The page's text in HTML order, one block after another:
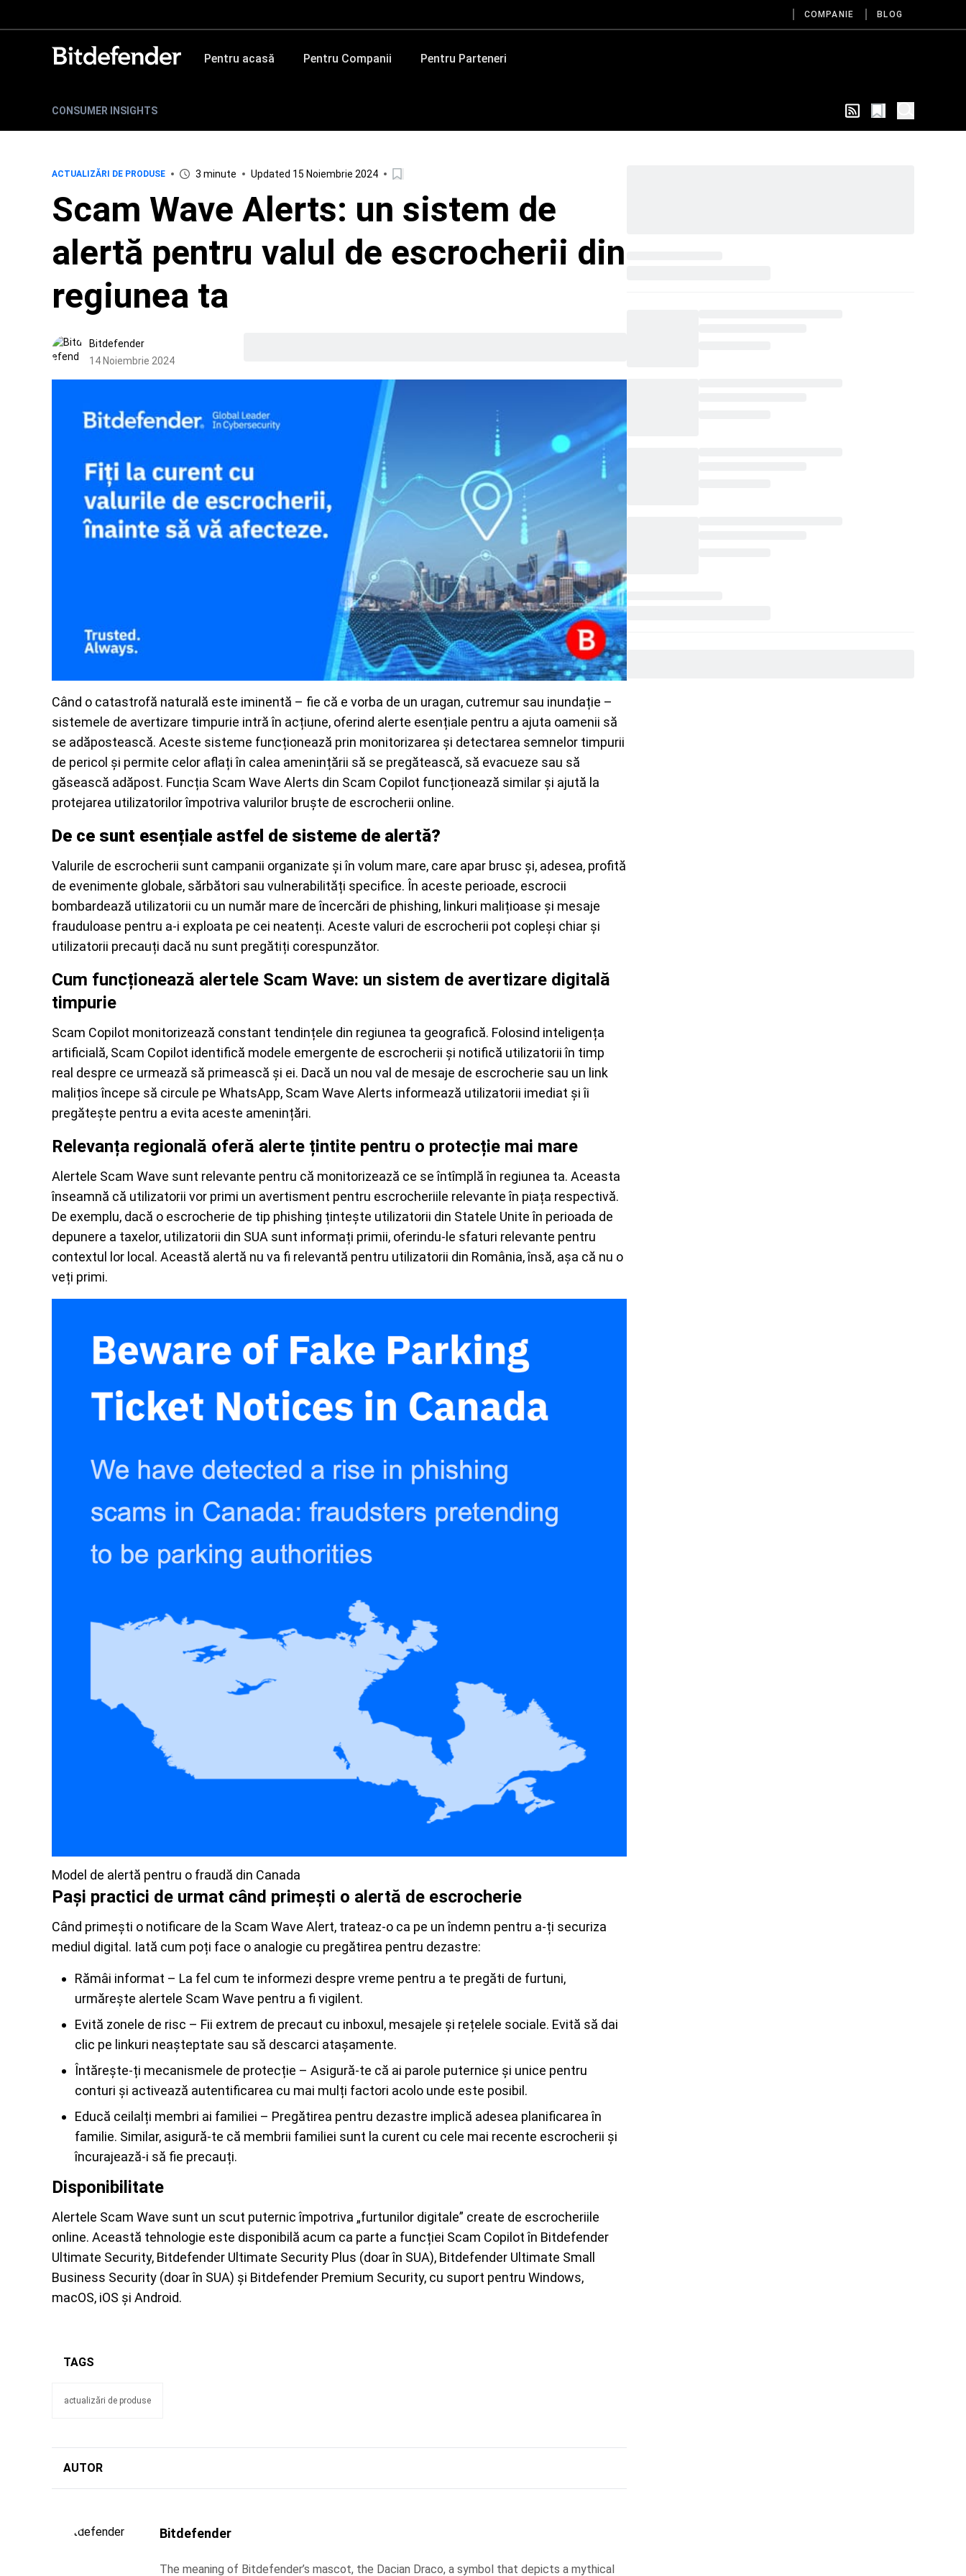
COMPANIE BLOG
Pentru acasă Pentru Companii Pentru Parteneri
CONSUMER INSIGHTS
ACTUALIZĂRI DE PRODUSE 3 minute Updated 15 Noiembrie 2024
Scam Wave Alerts: un sistem de
alertă pentru valul de escrocherii din
regiunea ta
Bitdefender
14 Noiembrie 2024
Când o catastrofă naturală este iminentă – fie că e vorba de un uragan, cutremur sau inundație –
sistemele de avertizare timpurie intră în acțiune, oferind alerte esențiale pentru a ajuta oamenii să
se adăpostească. Aceste sisteme funcționează prin monitorizarea și detectarea semnelor timpurii
de pericol și permite celor aflați în calea amenințării să se pregătească, să evacueze sau să
găsească adăpost. Funcția Scam Wave Alerts din Scam Copilot funcționează similar și ajută la
protejarea utilizatorilor împotriva valurilor bruște de escrocherii online.
De ce sunt esențiale astfel de sisteme de alertă?
Valurile de escrocherii sunt campanii organizate și în volum mare, care apar brusc și, adesea, profită
de evenimente globale, sărbători sau vulnerabilități specifice. În aceste perioade, escrocii
bombardează utilizatorii cu un număr mare de încercări de phishing, linkuri malițioase și mesaje
frauduloase pentru a-i exploata pe cei neatenți. Aceste valuri de escrocherii pot copleși chiar și
utilizatorii precauți dacă nu sunt pregătiți corespunzător.
Cum funcționează alertele Scam Wave: un sistem de avertizare digitală
timpurie
Scam Copilot monitorizează constant tendințele din regiunea ta geografică. Folosind inteligența
artificială, Scam Copilot identifică modele emergente de escrocherii și notifică utilizatorii în timp
real despre ce urmează să primească și ei. Dacă un nou val de mesaje de escrocherie sau un link
malițios începe să circule pe WhatsApp, Scam Wave Alerts informează utilizatorii imediat și îi
pregătește pentru a evita aceste amenințări.
Relevanța regională oferă alerte țintite pentru o protecție mai mare
Alertele Scam Wave sunt relevante pentru că monitorizează ce se întîmplă în regiunea ta. Aceasta
înseamnă că utilizatorii vor primi un avertisment pentru escrocheriile relevante în piața respectivă.
De exemplu, dacă o escrocherie de tip phishing țintește utilizatorii din Statele Unite în perioada de
depunere a taxelor, utilizatorii din SUA sunt informați primii, oferindu-le sfaturi relevante pentru
contextul lor local. Această alertă nu va fi relevantă pentru utilizatorii din România, însă, așa că nu o
veți primi.
Model de alertă pentru o fraudă din Canada
Pași practici de urmat când primești o alertă de escrocherie
Când primești o notificare de la Scam Wave Alert, trateaz-o ca pe un îndemn pentru a-ți securiza
mediul digital. Iată cum poți face o analogie cu pregătirea pentru dezastre:
Rămâi informat – La fel cum te informezi despre vreme pentru a te pregăti de furtuni,
urmărește alertele Scam Wave pentru a fi vigilent.
Evită zonele de risc – Fii extrem de precaut cu inboxul, mesajele și rețelele sociale. Evită să dai
clic pe linkuri neașteptate sau să descarci atașamente.
Întărește-ți mecanismele de protecție – Asigură-te că ai parole puternice și unice pentru
conturi și activează autentificarea cu mai mulți factori acolo unde este posibil.
Educă ceilalți membri ai familiei – Pregătirea pentru dezastre implică adesea planificarea în
familie. Similar, asigură-te că membrii familiei sunt la curent cu cele mai recente escrocherii și
încurajează-i să fie precauți.
Disponibilitate
Alertele Scam Wave sunt un scut puternic împotriva „furtunilor digitale” create de escrocheriile
online. Această tehnologie este disponibilă acum ca parte a funcției Scam Copilot în Bitdefender
Ultimate Security, Bitdefender Ultimate Security Plus (doar în SUA), Bitdefender Ultimate Small
Business Security (doar în SUA) și Bitdefender Premium Security, cu suport pentru Windows,
macOS, iOS și Android.
TAGS
actualizări de produse
AUTOR
Bitdefender
The meaning of Bitdefender’s mascot, the Dacian Draco, a symbol that depicts a mythical